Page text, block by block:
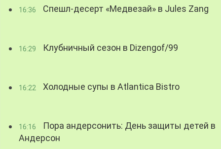
16:36 Спешл-десерт «Медвезай» в Jules Zang
16:29 Клубничный сезон в Dizengof/99
16:22 Холодные супы в Atlantica Bistro
16:16
Пора андерсонить: День защиты детей в
Андерсон